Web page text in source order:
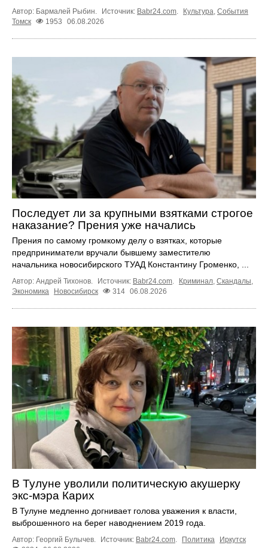
Автор: Бармалей Рыбин. Источник: Babr24.com Культура События
Томск
1953 06.08.2026
Последует ли за крупными взятками строгое
наказание? Прения уже начались
Прения по самому громкому делу о взятках, которые
предприниматели вручали бывшему заместителю
начальника новосибирского ТУАД Константину Громенко, ...
Автор: Андрей Тихонов. Источник: Babr24.com. Криминал, Скандалы,
Экономика
Новосибирск 314 06.08.2026
В Тулуне уволили политическую акушерку
экс-мэра Карих
В Тулуне медленно догнивает голова уважения к власти,
выброшенного на берег наводнением 2019 года.
Автор: Георгий Булычев. Источник: Babr24.com. Политика
Иркутск